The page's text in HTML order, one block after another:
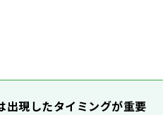
出現したタイミングが重要